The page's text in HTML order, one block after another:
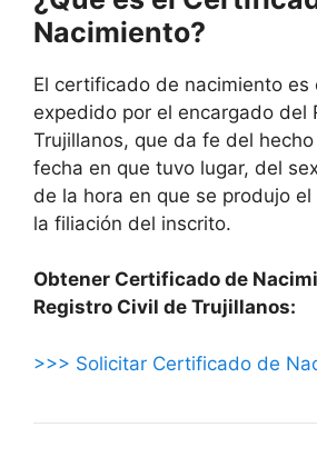
Nacimiento?
El certificado de nacimiento es
expedido por el encargado del
Trujillanos, que da fe del
fecha en que tuvo lugar, del
de la hora en que se produjo
la filiación del inscrito.
Obtener Certificado de
Registro Civil de Trujillanos:
>>> Solicitar Certificado de